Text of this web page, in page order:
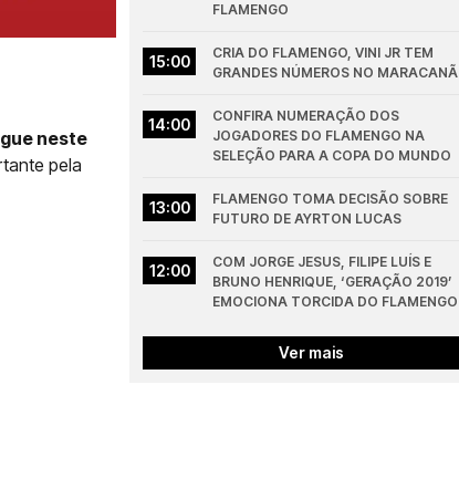
neste
pela
FLAMENGO
15:00
CRIA DO FLAMENGO, VINI JR TEM
GRANDES NÚMEROS NO MARACANÃ
14:00
CONFIRA NUMERAÇÃO DOS
JOGADORES DO FLAMENGO NA
SELEÇÃO PARA A COPA DO MUNDO
13:00
FLAMENGO TOMA DECISÃO SOBRE
FUTURO DE AYRTON LUCAS
12:00
COM JORGE JESUS, FILIPE LUÍS E
BRUNO HENRIQUE, ‘GERAÇÃO 2019’
EMOCIONA TORCIDA DO FLAMENGO
Ver mais